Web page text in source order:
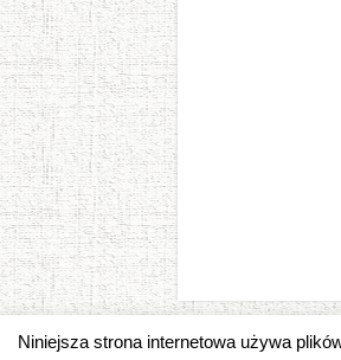
Niniejsza strona internetowa używa